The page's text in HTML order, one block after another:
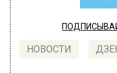
НОВОСТИ